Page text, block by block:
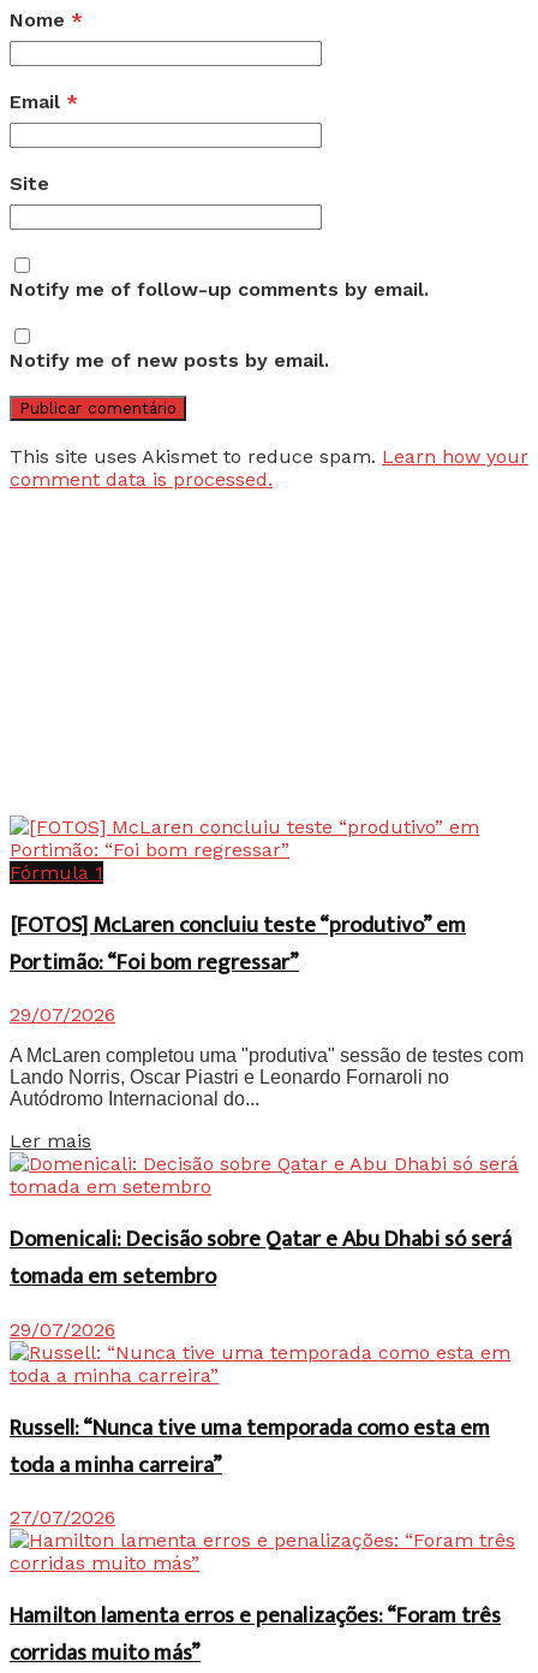
Nome *
Email *
Site
Notify me of follow-up comments by email.
Notify me of new posts by email.
This site uses Akismet to reduce spam. Learn how your
comment data is processed.
Fórmula 1
[FOTOS] McLaren concluiu teste “produtivo” em
Portimão: “Foi bom regressar”
29/07/2026
A McLaren completou uma "produtiva" sessão de testes com
Lando Norris, Oscar Piastri e Leonardo Fornaroli no
Autódromo Internacional do...
Ler mais
Domenicali: Decisão sobre Qatar e Abu Dhabi só será
tomada em setembro
29/07/2026
Russell: “Nunca tive uma temporada como esta em
toda a minha carreira”
27/07/2026
Hamilton lamenta erros e penalizações: “Foram três
corridas muito más”